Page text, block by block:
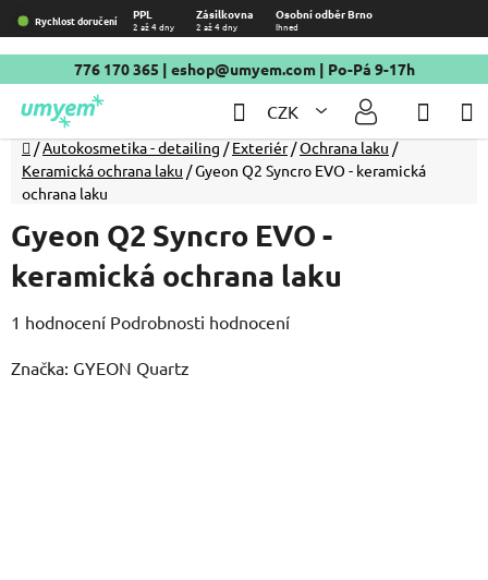
Přejít
na
obsah
Rychlost doručení PPL Zásilkovna Osobní odběr Brno
2 až 4 dny 2 až 4 dny Ihned
776 170 365 | eshop@umyem.com| Po-Pá 9-17h
CZK
Hledat
Domů
/Autokosmetika - detailing / Exteriér /Ochrana laku /
Keramická ochrana laku /Gyeon Q2 Syncro EVO - keramická
ochrana laku
Gyeon Q2 Syncro EVO -
keramická ochrana laku
Průměrné
produktu
1 hodnocení Podrobnosti hodnocení
Značka: GYEON Quartz